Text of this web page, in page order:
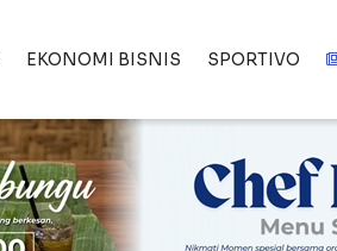
EKONOMI BISNIS SPORTIVO